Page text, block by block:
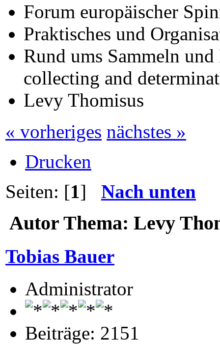
Forum europäischer
Praktisches und
Rund ums Sammeln
collecting and
Levy Thomisus
« vorheriges nächstes »
Drucken
Seiten: [1] Nach unten
Autor Thema: Levy
Tobias Bauer
Administrator
Beiträge: 2151